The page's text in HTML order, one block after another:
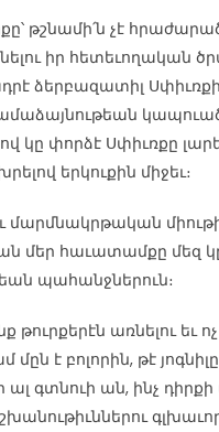
թշնամի՛ն չէ
իր հետեւողական
ձերբազատիլ Սփիւռքի
կը փորձէ Սփիւռքը
երկուքին միջեւ։
մարմնակրթական
մեր հաւատամքը մեզ
պահանջներուն։
թուրքերէն առնելու եւ
է բոլորին, թէ
ալ գտնուի ան, ինչ